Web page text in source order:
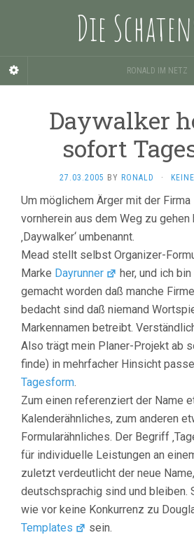
Die
RONALD IM NETZ
Daywalker
sofort
27.03.2005 BY RONALD ·
Um möglichem Ärger mit der Firma
vornherein aus dem Weg zu
‚Daywalker‘ umbenannt.
Mead stellt selbst Organizer-
Marke Dayrunner
her, und ich
gemacht worden daß manche
bedacht sind daß niemand
Markennamen betreibt.
Also trägt mein Planer-Projekt ab
finde) in mehrfacher Hinsicht
Tagesform.
Zum einen referenziert der Name
Kalenderähnliches, zum anderen
Formularähnliches. Der Begriff
für individuelle Leistungen an
zuletzt verdeutlicht der neue
deutschsprachig sind und bleiben.
wie vor keine Konkurrenz zu
Templates
sein.